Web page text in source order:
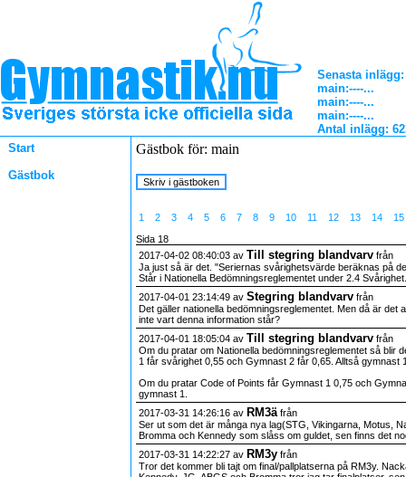
Senasta inlägg:
main:----...
main:----...
main:----...
Antal inlägg:
Start
Gästbok
Gästbok för: main
1 2 3 4 5 6 7 8 9 10 11 12 13 14
15
Sida 18
2017-04-02 08:40:03 av Till stegring blandvarv från
Ja just så är det. "Seriernas svårighetsvärde beräknas på
Står i Nationella Bedömningsreglementet under 2.4
2017-04-01 23:14:49 av Stegring blandvarv från
Det gäller nationella bedömningsreglementet. Men då är det
inte vart denna information står?
2017-04-01 18:05:04 av Till stegring blandvarv från
Om du pratar om Nationella bedömningsreglementet så blir
1 får svårighet 0,55 och Gymnast 2 får 0,65. Alltså gymnast
Om du pratar Code of Points får Gymnast 1 0,75 och
gymnast 1.
2017-03-31 14:26:16 av RM3ä från
Ser ut som det är många nya lag(STG, Vikingarna, Motus,
Bromma och Kennedy som slåss om guldet, sen finns det
2017-03-31 14:22:27 av RM3y från
Tror det kommer bli tajt om final/pallplatserna på RM3y.